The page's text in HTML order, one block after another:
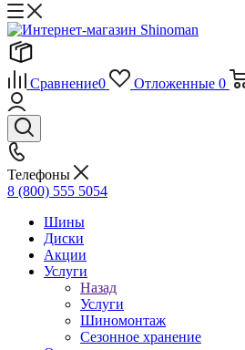
Сравнение0 Отложенные 0
Телефоны
8 (800) 555 5054
Шины
Диски
Акции
Услуги
Назад
Услуги
Шиномонтаж
Сезонное хранение